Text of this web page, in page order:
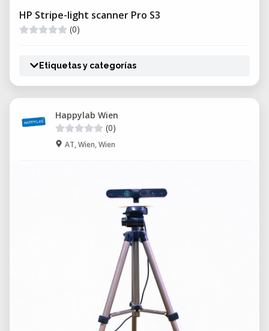
HP Stripe-light scanner Pro S3
(0)
Etiquetas y categorías
Happylab Wien
(0)
AT, Wien, Wien